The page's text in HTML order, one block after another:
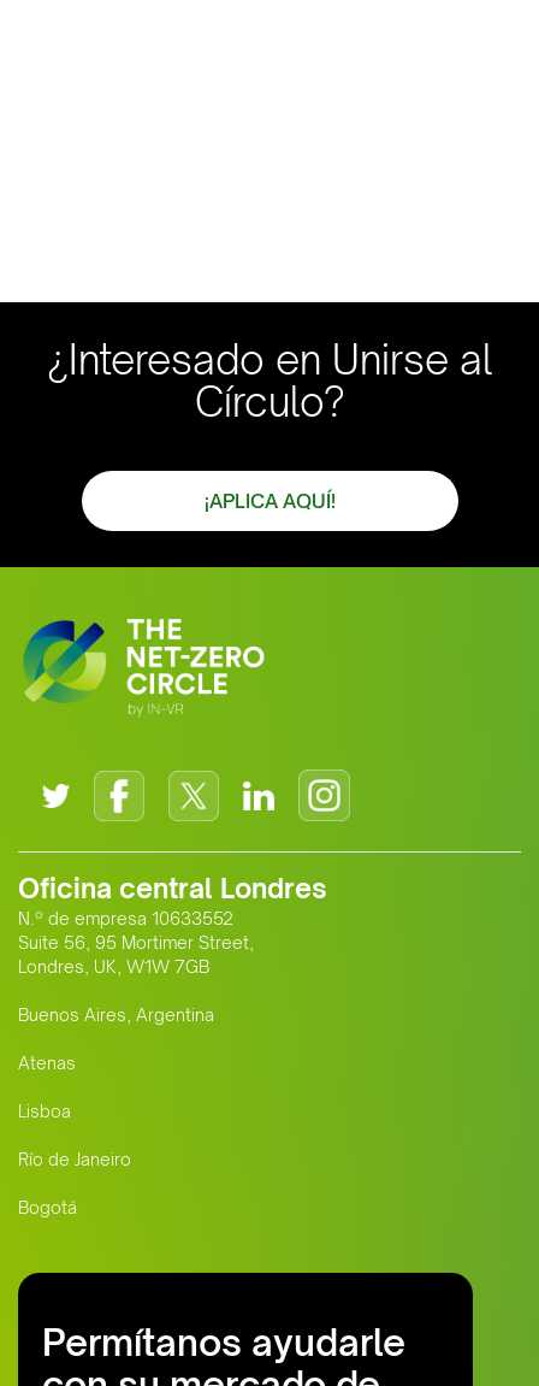
¿Interesado en Unirse al
Círculo?
¡APLICA AQUÍ!
Oficina central Londres
N.º de empresa 10633552
Suite 56, 95 Mortimer Street,
Londres, UK, W1W 7GB
Buenos Aires, Argentina
Atenas
Lisboa
Río de Janeiro
Bogotá
Permítanos ayudarle